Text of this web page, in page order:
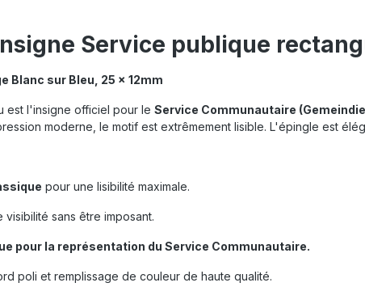
Service publique
Blanc sur Bleu, 25 x 12mm
est l'insigne officiel pour le Service Communautaire
moderne, le motif est extrêmement lisible. L'épingle est
pour une lisibilité maximale.
visibilité sans être imposant.
pour la représentation du Service Communautaire.
poli et remplissage de couleur de haute qualité.